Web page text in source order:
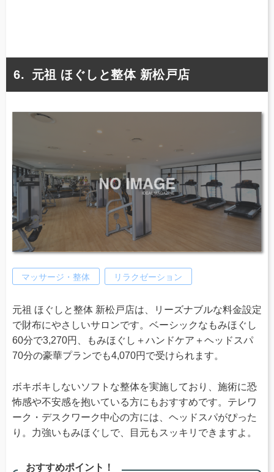
元祖 ほぐしと整体 新松戸店
マッサージ・整体 リラクゼーション
元祖 ほぐしと整体 新松戸店は、リーズナブルな料金設定
で財布にやさしいサロンです。ベーシックなもみほぐし
60分で3,270円、もみほぐし＋ハンドケア＋ヘッドスパ
70分の豪華プランでも4,070円で受けられます。
ボキボキしないソフトな整体を実施しており、施術に恐
怖感や不安感を抱いている方にもおすすめです。テレワ
ーク・デスクワーク中心の方には、ヘッドスパがぴった
り。力強いもみほぐしで、目元もスッキリできますよ。
おすすめポイント！